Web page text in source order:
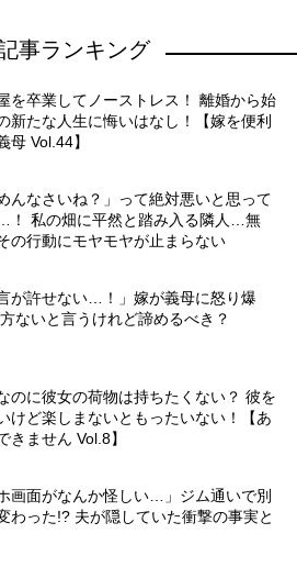
事ランキング
を卒業してノーストレス！ 離婚から始
新たな人生に悔いはなし！【嫁を便利
母 Vol.44】
んなさいね？」って絶対悪いと思って
！ 私の畑に平然と踏み入る隣人…無
の行動にモヤモヤが止まらない
が許せない…！」嫁が義母に怒り爆
ないと言うけれど諦めるべき？
のに彼女の荷物は持ちたくない？ 彼を
けど楽しまないともったいない！【あ
きません Vol.8】
画面がなんか怪しい…」ジム通いで別
わった!? 夫が隠していた衝撃の事実と